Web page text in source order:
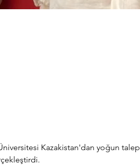
Kazakistan'dan yoğun talep